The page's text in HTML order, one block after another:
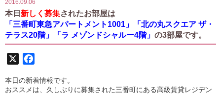
2016.09.06
本日 新しく募集されたお部屋は
「三番町東急アパートメント1001」「北の丸スクエア ザ・
テラス20階」「ラ メゾンドシャルー4階」 の3部屋です。
本日の新着情報です。
おススメは、久しぶりに募集された三番町にある高級賃貸レジデン